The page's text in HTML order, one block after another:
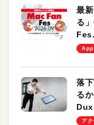
最
る
し
落
る
のアク